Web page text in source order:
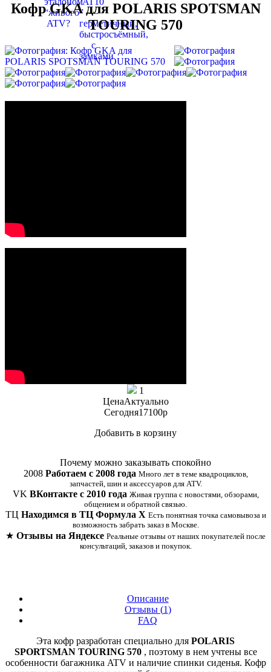
Кофр GKA для POLARIS SPOTSMAN
TOURING 570
1
ЦенаАктуально
Сегодня17100p
Добавить в корзину
Почему можно заказывать спокойно
2008 Работаем с 2008 года Много лет в теме квадроциклов,
запчастей, шин и аксессуаров для ATV.
VK ВКонтакте с 2010 года Живая группа с новостями, обзорами,
общением и обратной связью.
ТЦ Находимся в ТЦ Формула Х Есть понятная точка самовывоза и
возможность забрать заказ в Москве.
★ Отзывы на Яндексе Реальные отзывы от наших покупателей после
консультаций, заказов и покупок.
Описание
Отзывы (1)
FAQ
Эта кофр разработан специально для POLARIS
SPORTSMAN TOURING 570 , поэтому в нем учтены все
особенности багажника ATV и наличие спинки сиденья. Кофр